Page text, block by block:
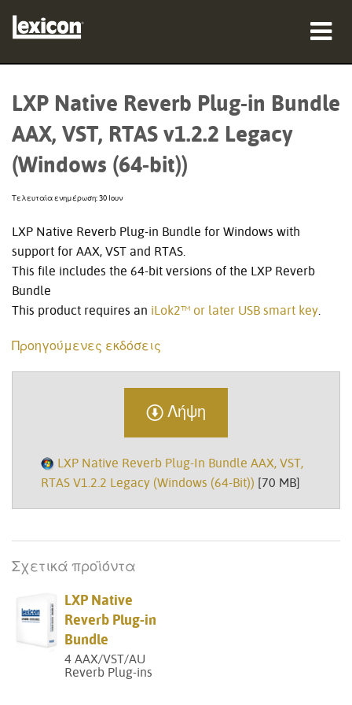
επαγγελματίες
εκπαίδευση
υποστήριξη
Γλώσσα/Περιοχή
LXP Native Reverb Plug-in Bundle
AAX, VST, RTAS v1.2.2 Legacy
(Windows (64-bit))
Τελευταία ενημέρωση: 30 Ιουν
LXP Native Reverb Plug-in Bundle for Windows with
support for AAX, VST and RTAS.
This file includes the 64-bit versions of the LXP Reverb
Bundle
This product requires an iLok2™ or later USB smart key.
Προηγούμενες εκδόσεις
Λήψη
LXP Native Reverb Plug-In Bundle AAX, VST,
RTAS V1.2.2 Legacy (Windows (64-Bit)) [70 MB]
Σχετικά προϊόντα
LXP Native
Reverb Plug-in
Bundle
4 AAX/VST/AU
Reverb Plug-ins